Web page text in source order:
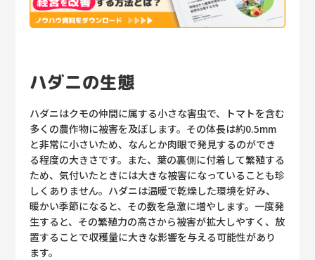
ハダニの生態
ハダニはクモの仲間に属する小さな害虫で、トマトを含む
多くの農作物に被害を及ぼします。その体長は約0.5mm
と非常に小さいため、なんとか肉眼で発見するのができ
る程度の大きさです。また、葉の裏側に付着して繁殖する
ため、気付いたときには大きな被害になっていることも珍
しくありません。ハダニは温暖で乾燥した環境を好み、
暖かい季節になると、その数を急激に増やします。一度発
生すると、その繁殖力の高さから被害が拡大しやすく、放
置することで収穫量に大きな影響を与える可能性があり
ます。